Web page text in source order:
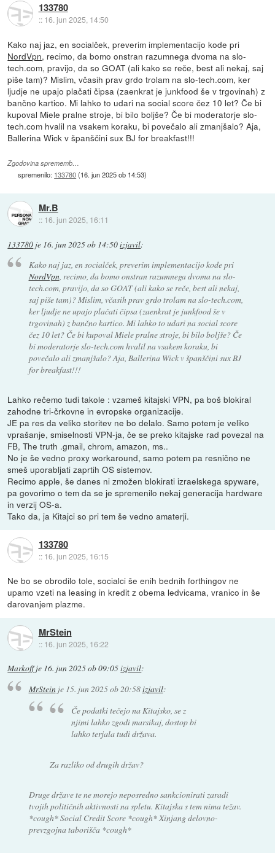
133780
:: 16. jun 2025, 14:50
Kako naj jaz, en socialček, preverim implementacijo kode pri
NordVpn, recimo, da bomo onstran razumnega dvoma na slo-
tech.com, pravijo, da so GOAT (ali kako se reče, best ali nekaj, saj
piše tam)? Mislim, včasih prav grdo trolam na slo-tech.com, ker
ljudje ne upajo plačati čipsa (zaenkrat je junkfood še v trgovinah) z
bančno kartico. Mi lahko to udari na social score čez 10 let? Če bi
kupoval Miele pralne stroje, bi bilo boljše? Če bi moderatorje slo-
tech.com hvalil na vsakem koraku, bi povečalo ali zmanjšalo? Aja,
Ballerina Wick v španščini sux BJ for breakfast!!!
Zgodovina sprememb…
spremenilo: 133780(16. jun 2025 ob 14:53)
Mr.B
:: 16. jun 2025, 16:11
133780 je 16. jun 2025 ob 14:50izjavil:
Kako naj jaz, en socialček, preverim implementacijo kode pri
NordVpn, recimo, da bomo onstran razumnega dvoma na slo-
tech.com, pravijo, da so GOAT (ali kako se reče, best ali nekaj,
saj piše tam)? Mislim, včasih prav grdo trolam na slo-tech.com,
ker ljudje ne upajo plačati čipsa (zaenkrat je junkfood še v
trgovinah) z bančno kartico. Mi lahko to udari na social score
čez 10 let? Če bi kupoval Miele pralne stroje, bi bilo boljše? Če
bi moderatorje slo-tech.com hvalil na vsakem koraku, bi
povečalo ali zmanjšalo? Aja, Ballerina Wick v španščini sux BJ
for breakfast!!!
Lahko rečemo tudi takole : vzameš kitajski VPN, pa boš blokiral
zahodne tri-črkovne in evropske organizacije.
JE pa res da veliko storitev ne bo delalo. Samo potem je veliko
vprašanje, smiselnosti VPN-ja, če se preko kitajske rad povezal na
FB, The truth .gmail, chrom, amazon, ms..
No je še vedno proxy workaround, samo potem pa resnično ne
smeš uporabljati zaprtih OS sistemov.
Recimo apple, še danes ni zmožen blokirati izraelskega spyware,
pa govorimo o tem da se je spremenilo nekaj generacija hardware
in verzij OS-a.
Tako da, ja Kitajci so pri tem še vedno amaterji.
133780
:: 16. jun 2025, 16:15
Ne bo se obrodilo tole, socialci še enih bednih forthingov ne
upamo vzeti na leasing in kredit z obema ledvicama, vranico in še
darovanjem plazme.
MrStein
:: 16. jun 2025, 16:22
Markoffje 16. jun 2025 ob 09:05izjavil:
MrSteinje 15. jun 2025 ob 20:58izjavil:
Če podatki tečejo na Kitajsko, se z
njimi lahko zgodi marsikaj, dostop bi
lahko terjala tudi država.
Za razliko od drugih držav?
Druge države te ne morejo neposredno sankcionirati zaradi
tvojih političnih aktivnosti na spletu. Kitajska s tem nima težav.
*cough* Social Credit Score *cough* Xinjang delovno-
prevzgojna taborišča *cough*